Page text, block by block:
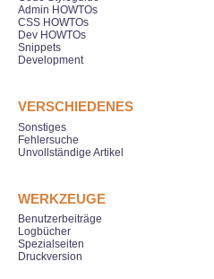
Admin HOWTOs
CSS HOWTOs
Dev HOWTOs
Snippets
Development
VERSCHIEDENES
Sonstiges
Fehlersuche
Unvollständige Artikel
WERKZEUGE
Benutzerbeiträge
Logbücher
Spezialseiten
Druckversion